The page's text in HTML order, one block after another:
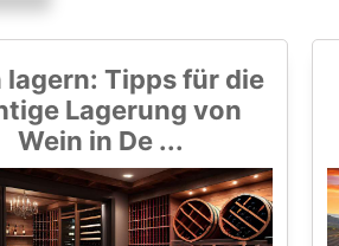
lagern: Tipps für die
Lagerung von
Wein in De ...